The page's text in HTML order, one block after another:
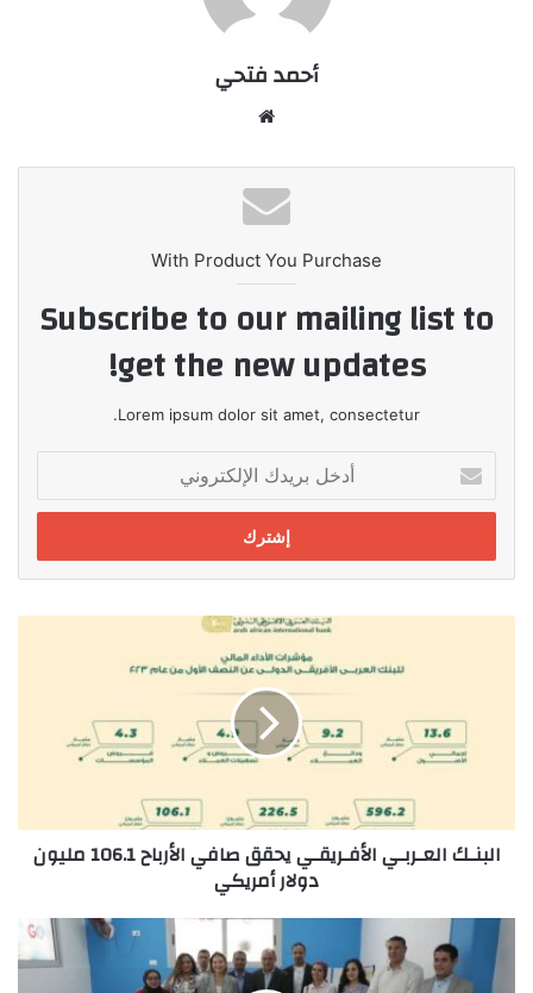
أحمد فتحي
With Product You Purchase
Subscribe to our mailing list to
get the new updates!
Lorem ipsum dolor sit amet, consectetur.
بريدك
الإلكتروني
دولار
أمريكي
البنـك العـربـي الأفـريقـي يحقق صافي الأرباح 106.1 مليون
دولار أمريكي
بيت
ماكدونالدز
للخير-